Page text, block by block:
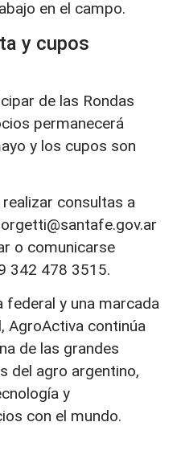
en el campo.
y cupos
de las Rondas
permanecerá
y los cupos son
consultas a
o comunicarse
342 478 3515.
federal y una marcada
AgroActiva continúa
de las grandes
del agro argentino,
y
con el mundo.